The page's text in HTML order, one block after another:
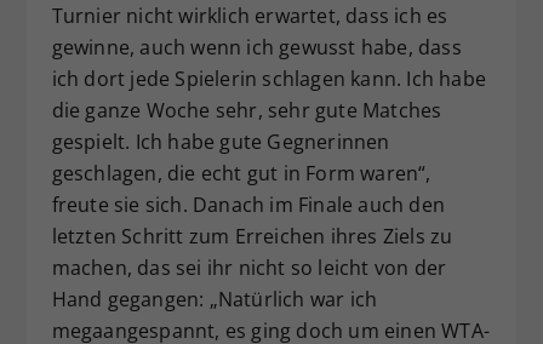
Turnier nicht wirklich erwartet, dass ich es
gewinne, auch wenn ich gewusst habe, dass
ich dort jede Spielerin schlagen kann. Ich habe
die ganze Woche sehr, sehr gute Matches
gespielt. Ich habe gute Gegnerinnen
geschlagen, die echt gut in Form waren“,
freute sie sich. Danach im Finale auch den
letzten Schritt zum Erreichen ihres Ziels zu
machen, das sei ihr nicht so leicht von der
Hand gegangen: „Natürlich war ich
megaangespannt, es ging doch um einen WTA-